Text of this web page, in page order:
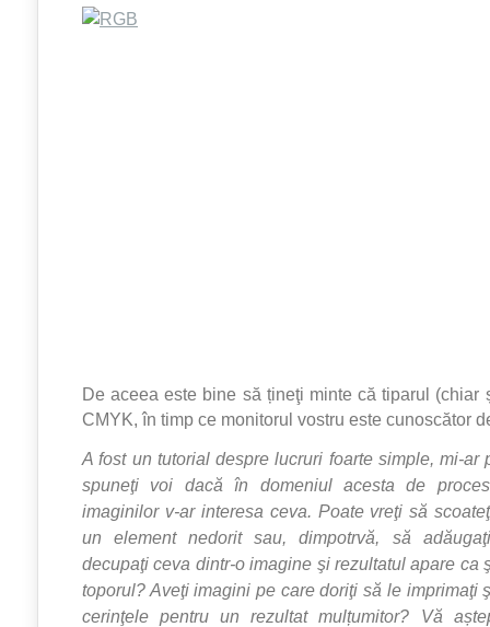
De aceea este bine să țineţi minte că tiparul (chiar
CMYK, în timp ce monitorul vostru este cunoscător
A fost un tutorial despre lucruri foarte simple, mi-ar
spuneţi voi dacă în domeniul acesta de
imaginilor v-ar interesa ceva. Poate vreţi să
un element nedorit sau, dimpotrvă, să
decupaţi ceva dintr-o imagine şi rezultatul apare ca
toporul? Aveţi imagini pe care doriţi să le imprimaţi
cerinţele pentru un rezultat mulțumitor? Vă